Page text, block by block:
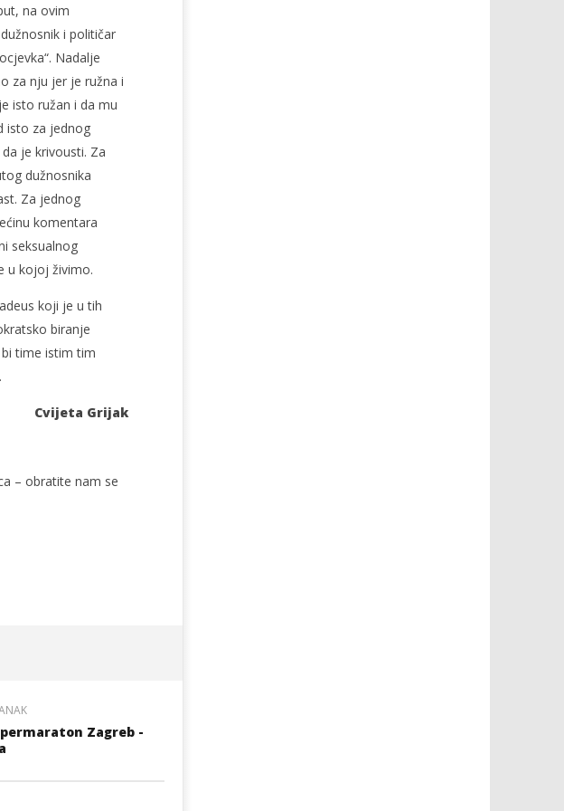
na ovim
i političar
Nadalje
za nju jer je ružna i
isto ružan i da mu
isto za jednog
je krivousti. Za
dužnosnika
Za jednog
komentara
seksualnog
u kojoj živimo.
koji je u tih
biranje
time istim tim
Cvijeta Grijak
– obratite nam se
Zagreb -